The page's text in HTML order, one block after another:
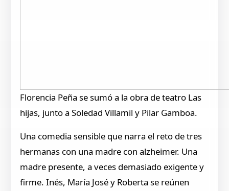
Florencia Peña se sumó a la obra de teatro Las
hijas, junto a Soledad Villamil y Pilar Gamboa.
Una comedia sensible que narra el reto de tres
hermanas con una madre con alzheimer. Una
madre presente, a veces demasiado exigente y
firme. Inés, María José y Roberta se reúnen